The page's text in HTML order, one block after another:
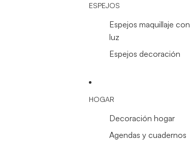
ESPEJOS
Espejos maquillaje con
luz
Espejos decoración
HOGAR
Decoración hogar
Agendas y cuadernos